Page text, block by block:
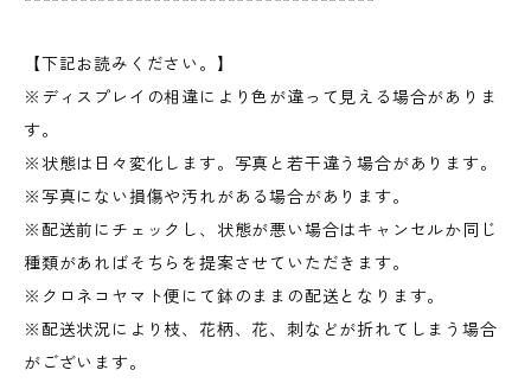
【下記お読みください。】
※ディスプレイの相違により色が違って見える場合がありま
す。
※状態は日々変化します。写真と若干違う場合があります。
※写真にない損傷や汚れがある場合があります。
※配送前にチェックし、状態が悪い場合はキャンセルか同じ
種類があればそちらを提案させていただきます。
※クロネコヤマト便にて鉢のままの配送となります。
※配送状況により枝、花柄、花、刺などが折れてしまう場合
がございます。